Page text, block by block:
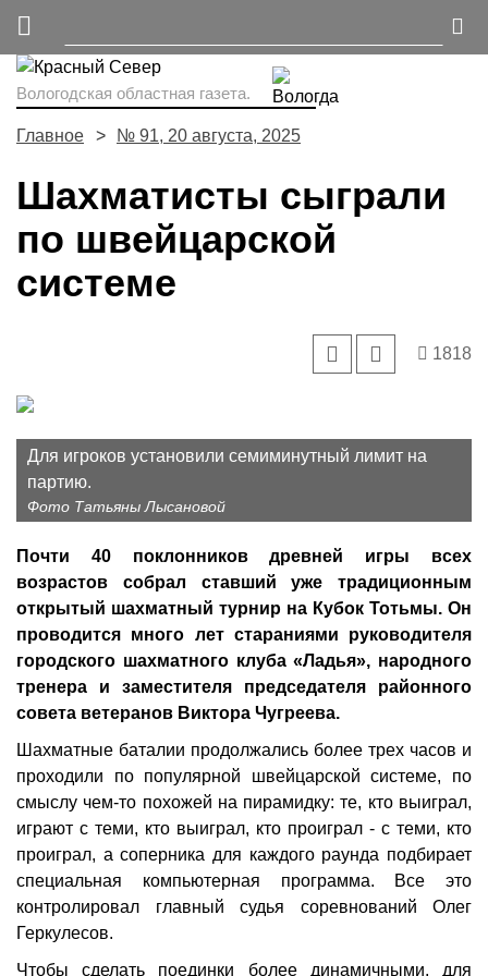
Вологодская областная газета.
Главное № 91, 20 августа, 2025
Шахматисты сыграли
по швейцарской
системе
1818
Для игроков установили семиминутный лимит на
партию.
Фото Татьяны Лысановой
Почти 40 поклонников древней игры всех
возрастов собрал ставший уже традиционным
открытый шахматный турнир на Кубок Тотьмы. Он
проводится много лет стараниями руководителя
городского шахматного клуба «Ладья», народного
тренера и заместителя председателя районного
совета ветеранов Виктора Чугреева.
Шахматные баталии продолжались более трех часов и
проходили по популярной швейцарской системе, по
смыслу чем-то похожей на пирамидку: те, кто выиграл,
играют с теми, кто выиграл, кто проиграл - с теми, кто
проиграл, а соперника для каждого раунда подбирает
специальная компьютерная программа. Все это
контролировал главный судья соревнований Олег
Геркулесов.
Чтобы сделать поединки более динамичными, для